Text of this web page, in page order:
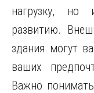
нагрузку, но
развитию.
здания могут
ваших
Важно